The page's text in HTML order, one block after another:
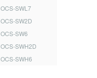
OCS-SWL7
OCS-SW2D
OCS-SW6
OCS-SWH2D
OCS-SWH6